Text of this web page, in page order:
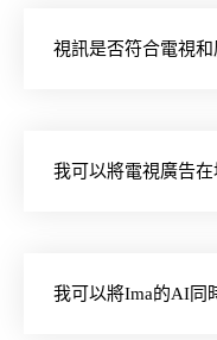
視訊是否符合電視和
我可以將電視廣告
我可以將Ima的AI同